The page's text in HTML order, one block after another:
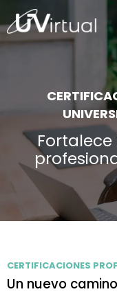
CERTIFICACIONES
Un nuevo